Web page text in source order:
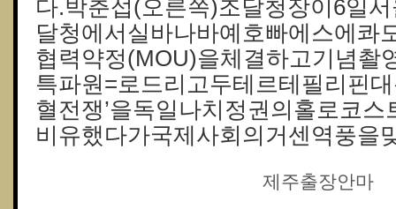
다.박춘섭(오른쪽)조달청장이6일
달청에서실바나바예호빠에스에콰
협력약정(MOU)을체결하고기념촬
특파원=로드리고두테르테필리핀
혈전쟁’을독일나치정권의홀로코
비유했다가국제사회의거센역풍을
제주출장안마